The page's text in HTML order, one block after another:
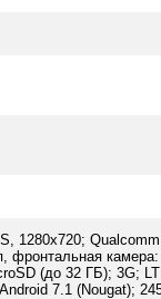
1280x720;
фронтальная
(до 32 ГБ); 3G;
7.1 (Nougat);